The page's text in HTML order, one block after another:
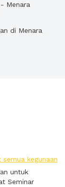
Menara
di Menara
semua kegunaan
untuk
Seminar